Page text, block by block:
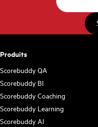
Produits
Scorebuddy QA
Scorebuddy BI
Scorebuddy Coaching
Scorebuddy Learning
Scorebuddy AI